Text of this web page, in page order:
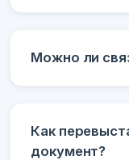
Можно ли
Как
документ?